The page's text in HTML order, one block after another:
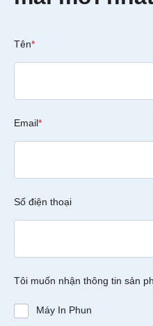
Tên*
Email*
Số điện thoại
Tôi muốn nhận thông tin sản
Máy In Phun